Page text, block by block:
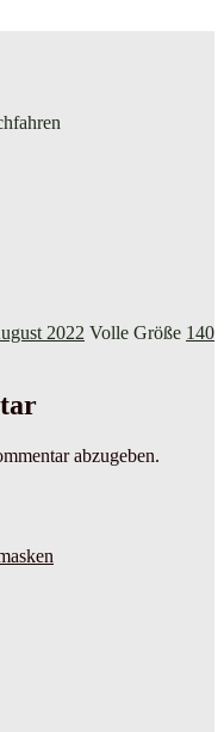
2022 Volle Größe 140
abzugeben.